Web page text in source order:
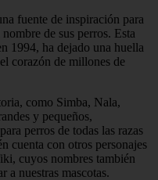
fuente de inspiración para
de sus perros. Esta
1994, ha dejado una huella
corazón de millones de
como Simba, Nala,
y pequeños,
perros de todas las razas
cuenta con otros personajes
cuyos nombres también
a nuestras mascotas.